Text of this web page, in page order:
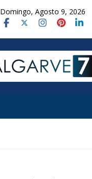
Domingo, Agosto 9, 2026